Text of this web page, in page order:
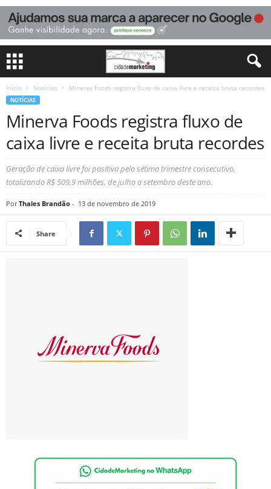
Início Notícias Minerva Foods registra fluxo de caixa livre e receita bruta recordes
NOTÍCIAS
Minerva Foods registra fluxo de
caixa livre e receita bruta recordes
Geração de caixa livre foi positiva pelo sétimo trimestre consecutivo,
totalizando R$ 509,9 milhões, de julho a setembro deste ano.
Por Thales Brandão - 13 de novembro de 2019
Share